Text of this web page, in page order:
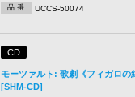
品 番 UCCS-50074
CD
モーツァルト: 歌劇《フィガロの
[SHM-CD]